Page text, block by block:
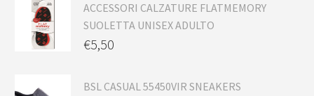
ACCESSORI CALZATURE FLATMEMORY
SUOLETTA UNISEX ADULTO
€5,50
BSL CASUAL 55450VIR SNEAKERS